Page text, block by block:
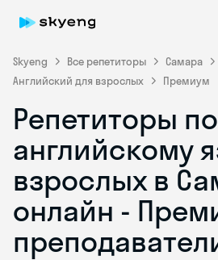
Skyeng Все репетиторы
Самара
Английский для взрослых
Премиум
Репетиторы по
английскому
взрослых в
онлайн -
Skyeng Chat